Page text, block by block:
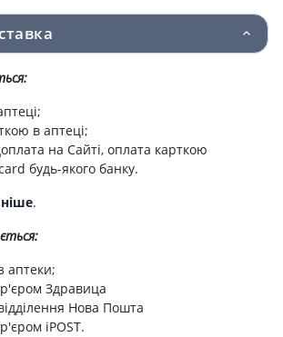
в аптеці;
на Сайті, оплата карткою
будь-якого банку.
.
аптеки;
Здравица
Нова Пошта
iPOST.